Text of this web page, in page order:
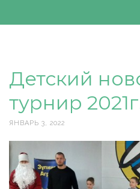
Детский
турнир
ЯНВАРЬ 3, 2022